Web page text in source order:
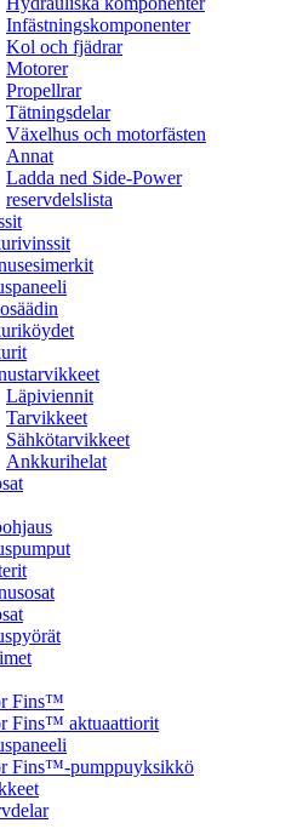
Infästningskomponenter
Kol och fjädrar
Motorer
Propellrar
Tätningsdelar
Växelhus och motorfästen
Annat
Ladda ned Side-Power
reservdelslista
Läpiviennit
Tarvikkeet
Sähkötarvikkeet
Ankkurihelat
Fins™
Fins™ aktuaattiorit
Fins™-pumppuyksikkö